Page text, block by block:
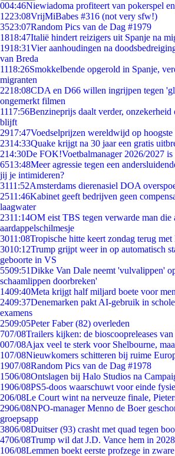
004:46Niewiadoma profiteert van pokerspel
1223:08VrijMiBabes #316 (not very sfw!)
3523:07Random Pics van de Dag #1979
1818:47Italië hindert reizigers uit Spanje na
1918:31Vier aanhoudingen na
van Breda
1118:26Smokkelbende opgerold in Spanje,
migranten
2218:08CDA en D66 willen ingrijpen tegen
ongemerkt filmen
1117:56Benzineprijs daalt verder,
blijft
2917:47Voedselprijzen wereldwijd op
2314:33Quake krijgt na 30 jaar een gratis
214:30De FOK!Voetbalmanager 2026/2027 is
6513:48Meer agressie tegen een
jij je intimideren?
3111:52Amsterdams dierenasiel DOA
2511:46Kabinet geeft bedrijven geen
laagwater
2311:14OM eist TBS tegen verwarde man die
aardappelschilmesje
3011:08Tropische hitte keert zondag terug
3010:12Trump grijpt weer in op automatisch
geboorte in VS
5509:51Dikke Van Dale neemt 'vulvalippen'
schaamlippen doorbreken'
1409:40Meta krijgt half miljard boete voor
2409:37Denemarken pakt AI-gebruik in
examens
2509:05Peter Faber (82) overleden
707/08Trailers kijken: de bioscoopreleases
007/08Ajax veel te sterk voor Shelbourne,
107/08Nieuwkomers schitteren bij ruime
1907/08Random Pics van de Dag #1978
1506/08Ontslagen bij Halo Studios na
1906/08PS5-doos waarschuwt voor einde
206/08Le Court wint na nerveuze finale,
2906/08NPO-manager Menno de Boer
groepsapp
3806/08Duitser (93) crasht met quad tegen
4706/08Trump wil dat J.D. Vance hem in
106/08Lemmen boekt eerste profzege in